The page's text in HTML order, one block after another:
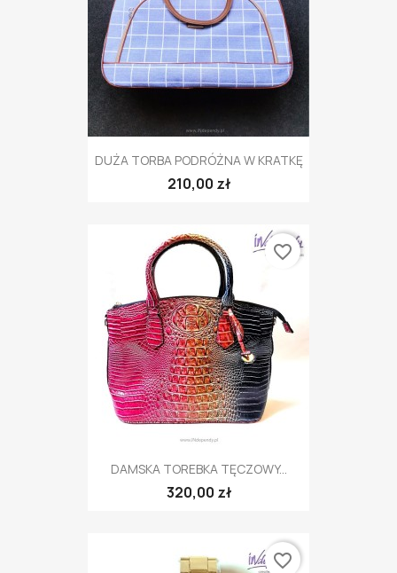
DUŻA TORBA PODRÓŻNA W KRATKĘ
210,00 zł
DAMSKA TOREBKA TĘCZOWY...
320,00 zł
favorite_border
favorite_border